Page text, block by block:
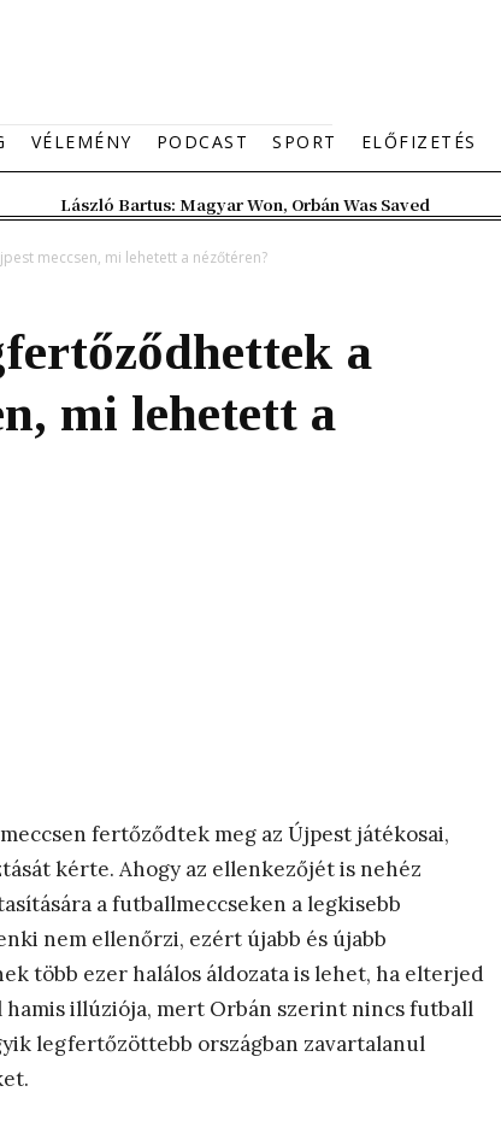
VÉLEMÉNY PODCAST SPORT ELŐFIZETÉS
László Bartus: Magyar Won, Orbán Was Saved
meccsen, mi lehetett a nézőtéren?
a
mi lehetett a
fertőződtek meg az Újpest játékosai,
kérte. Ahogy az ellenkezőjét is nehéz
a futballmeccseken a legkisebb
nem ellenőrzi, ezért újabb és újabb
több ezer halálos áldozata is lehet, ha elterjed
hamis illúziója, mert Orbán szerint nincs futball
legfertőzöttebb országban zavartalanul